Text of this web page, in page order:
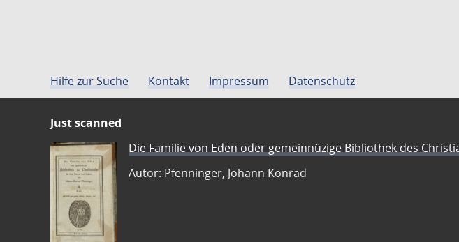
Hilfe zur Suche Kontakt Impressum Datenschutz
Just scanned
Die Familie von Eden oder gemeinnüzige Bibliothek des
Autor: Pfenninger, Johann Konrad